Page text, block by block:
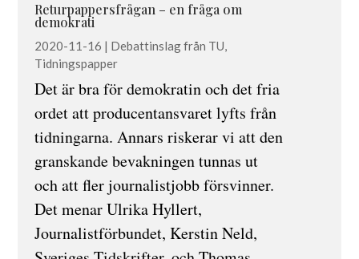
Returpappersfrågan – en fråga om
demokrati
2020-11-16 | Debattinslag från TU,
Tidningspapper
Det är bra för demokratin och det fria
ordet att producentansvaret lyfts från
tidningarna. Annars riskerar vi att den
granskande bevakningen tunnas ut
och att fler journalistjobb försvinner.
Det menar Ulrika Hyllert,
Journalistförbundet, Kerstin Neld,